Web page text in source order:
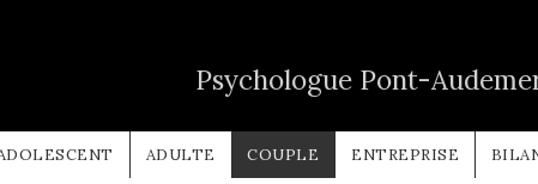
Psychologue Pont-
ADULTE COUPLE ENTREPRISE